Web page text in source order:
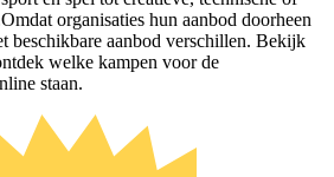
organisaties hun aanbod doorheen
beschikbare aanbod verschillen. Bekijk
welke kampen voor de
staan.